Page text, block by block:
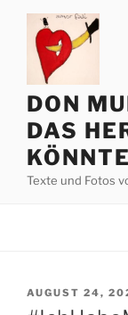
Zum
springen
DON
DAS
Texte und Fotos
AM
AUGUST 24,